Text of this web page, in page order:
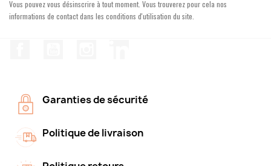
Vous pouvez vous désinscrire à tout moment. Vous trouverez pour cela nos
informations de contact dans les conditions d'utilisation du site.
Garanties de sécurité
Politique de livraison